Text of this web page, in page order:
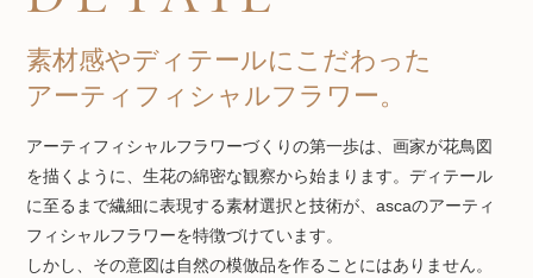
素材感やディテールにこだわった
アーティフィシャルフラワー。
アーティフィシャルフラワーづくりの第一歩は、画家が花鳥図
を描くように、生花の綿密な観察から始まります。ディテール
に至るまで繊細に表現する素材選択と技術が、ascaのアーティ
フィシャルフラワーを特徴づけています。
しかし、その意図は自然の模倣品を作ることにはありません。